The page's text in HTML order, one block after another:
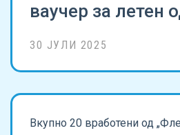
ваучер за летен
30 ЈУЛИ 2025
Вкупно 20 вработени од